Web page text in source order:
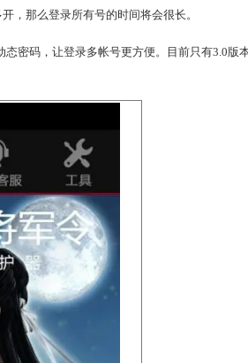
功能：
问题，如果多开，那么登录所有号
更新一次的动态密码，让登录多帐
是60秒动态密码。